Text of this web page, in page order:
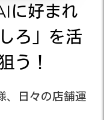
に好まれ
ろ」を活
う！
、日々の店舗運